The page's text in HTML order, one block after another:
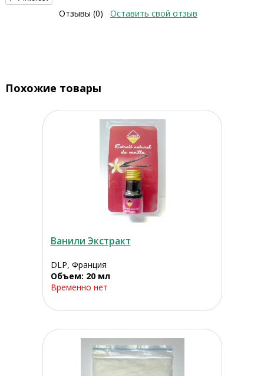
Отзывы (0)
Оставить свой отзыв
Похожие товары
Ванили Экстракт
DLP, Франция
Объем: 20 мл
Временно нет